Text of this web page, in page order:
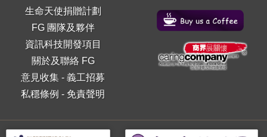
生命天使捐贈計劃
FG 團隊及夥伴
資訊科技開發項目
關於及聯絡 FG
意見收集 -義工招募
私穩條例 - 免責聲明